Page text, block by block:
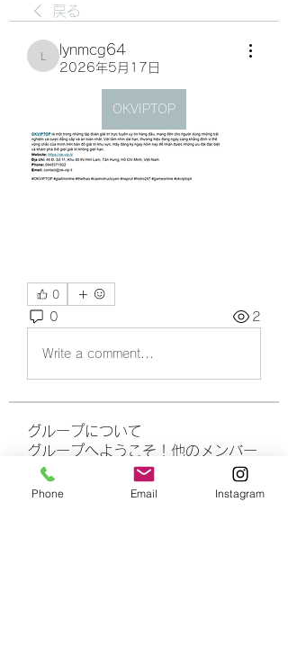
戻る
lynmcg64
lynmcg64
2026年5月17日
OKVIPTOP
0
0 2
Write a comment...
グループについて
グループへようこそ！他のメンバー
と交流したり、最新情報をチェック
したり、動画をシェアすることもで
Phone Email Instagram